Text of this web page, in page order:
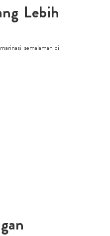
Lebih
semalaman di